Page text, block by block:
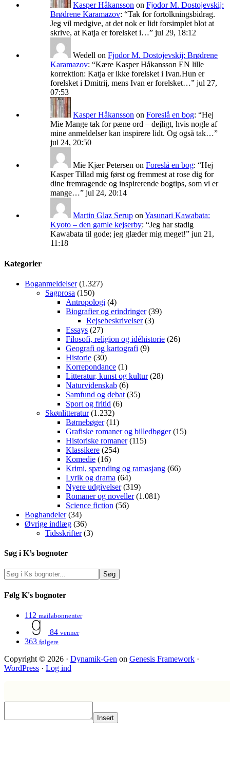
Kasper Håkansson on Fjodor M. Dostojevskij:
Brødrene Karamazov: “Tak for fortolkningsbidrag.
Jeg vil medgive, at det nok er lidt forsimplet blot at
skrive, at Katja er forelsket i…” jul 29, 18:12
Wedell on Fjodor M. Dostojevskij: Brødrene
Karamazov: “Kære Kasper Håkansson EN lille
korrektion: Katja er ikke forelsket i Ivan.Hun er
forelsket i Dmitrij, mens Ivan er forelsket…” jul 27,
07:53
Kasper Håkansson on Foreslå en bog: “Hej
Mie Mange tak for pæne ord – dejligt, hvis nogle af
mine anmeldelser kan inspirere lidt. Og også tak…”
jul 24, 20:50
Mie Kjær Petersen on Foreslå en bog: “Hej
Kasper Tillad mig først og fremmest at rose dig for
dine fremragende og inspirerende bogtips, som vi er
mange…” jul 24, 20:14
Martin Glaz Serup on Yasunari Kawabata:
Kyoto – den gamle kejserby: “Jeg har stadig
Kawabata til gode; jeg glæder mig meget!” jun 21,
11:18
Kategorier
Boganmeldelser(1.327)
Sagprosa (150)
Antropologi (4)
Biografier og erindringer(39)
Rejsebeskrivelser(3)
Essays (27)
Filosofi, religion og idéhistorie (26)
Geografi og kartografi (9)
Historie (30)
Korrepondance (1)
Litteratur, kunst og kultur(28)
Naturvidenskab (6)
Samfund og debat (35)
Sport og fritid (6)
Skønlitteratur(1.232)
Børnebøger(11)
Grafiske romaner og billedbøger(15)
Historiske romaner(115)
Klassikere (254)
Komedie (16)
Krimi, spænding og ramasjang (66)
Lyrik og drama (64)
Nyere udgivelser(319)
Romaner og noveller(1.081)
Science fiction (56)
Boghandeler(34)
Øvrige indlæg (36)
Tidsskrifter(3)
Søg i K’s bognoter
Følg K's bognoter
112 mailabonnenter
84 venner
363 følgere
Copyright © 2026 · Dynamik-Gen on Genesis Framework ·
WordPress · Log ind
Insert